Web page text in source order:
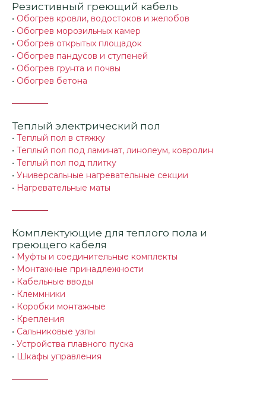
Резистивный греющий кабель
• Обогрев кровли, водостоков и желобов
• Обогрев морозильных камер
• Обогрев открытых площадок
• Обогрев пандусов и ступеней
• Обогрев грунта и почвы
• Обогрев бетона
Теплый электрический пол
• Теплый пол в стяжку
• Теплый пол под ламинат, линолеум, ковролин
• Теплый пол под плитку
• Универсальные нагревательные секции
• Нагревательные маты
Комплектующие для теплого пола и
греющего кабеля
• Муфты и соединительные комплекты
• Монтажные принадлежности
• Кабельные вводы
• Клеммники
• Коробки монтажные
• Крепления
• Сальниковые узлы
• Устройства плавного пуска
• Шкафы управления